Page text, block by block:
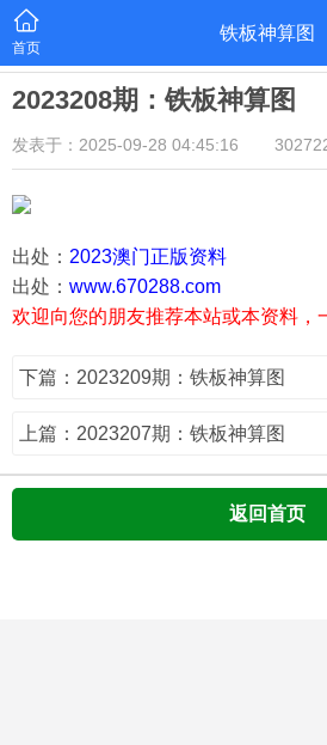
首页
铁板神算图
2023208期：铁板神算图
发表于：2025-09-28 04:45:16
出处： 2023澳门正版资料
出处： www.670288.com
欢迎向您的朋友推荐本站或本资料，
下篇：2023209期：铁板神算图
上篇：2023207期：铁板神算图
返回首页